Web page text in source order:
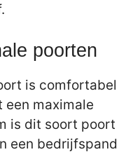
poorten
is comfortabel
een maximale
is dit soort poort
een bedrijfspand